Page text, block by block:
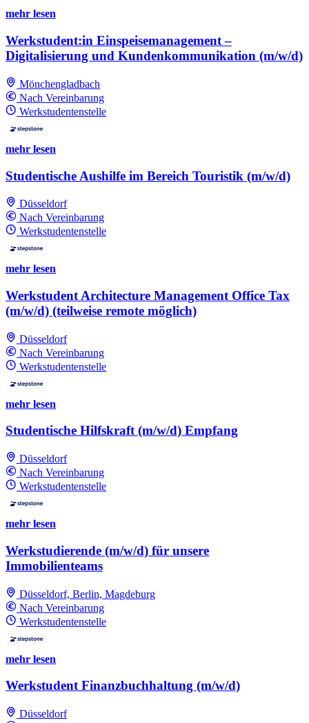
mehr lesen
Werkstudent:in Einspeisemanagement –
Digitalisierung und Kundenkommunikation (m/w/d)
Mönchengladbach
Nach Vereinbarung
Werkstudentenstelle
mehr lesen
Studentische Aushilfe im Bereich Touristik (m/w/d)
Düsseldorf
Nach Vereinbarung
Werkstudentenstelle
mehr lesen
Werkstudent Architecture Management Office Tax
(m/w/d) (teilweise remote möglich)
Düsseldorf
Nach Vereinbarung
Werkstudentenstelle
mehr lesen
Studentische Hilfskraft (m/w/d) Empfang
Düsseldorf
Nach Vereinbarung
Werkstudentenstelle
mehr lesen
Werkstudierende (m/w/d) für unsere
Immobilienteams
Düsseldorf, Berlin, Magdeburg
Nach Vereinbarung
Werkstudentenstelle
mehr lesen
Werkstudent Finanzbuchhaltung (m/w/d)
Düsseldorf